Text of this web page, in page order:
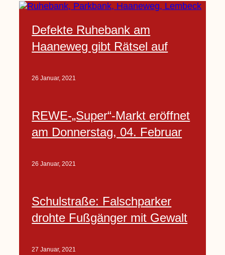
Defekte Ruhebank am
Haaneweg gibt Rätsel auf
26 Januar, 2021
REWE-„Super“-Markt eröffnet
am Donnerstag, 04. Februar
26 Januar, 2021
Schulstraße: Falschparker
drohte Fußgänger mit Gewalt
27 Januar, 2021